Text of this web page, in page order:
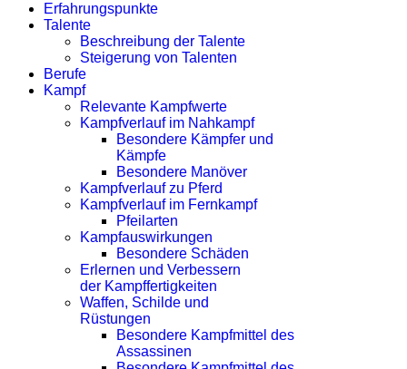
Erfahrungspunkte
Talente
Beschreibung der Talente
Steigerung von Talenten
Berufe
Kampf
Relevante Kampfwerte
Kampfverlauf im Nahkampf
Besondere Kämpfer und
Kämpfe
Besondere Manöver
Kampfverlauf zu Pferd
Kampfverlauf im Fernkampf
Pfeilarten
Kampfauswirkungen
Besondere Schäden
Erlernen und Verbessern
der Kampffertigkeiten
Waffen, Schilde und
Rüstungen
Besondere Kampfmittel des
Assassinen